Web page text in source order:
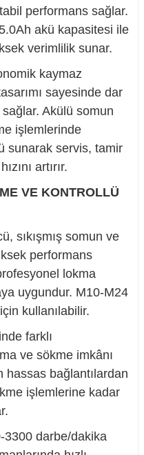
performans sağlar.
akü kapasitesi ile
verimlilik sunar.
kaymaz
sayesinde dar
Akülü somun
işlemlerinde
sunarak servis, tamir
artırır.
VE KONTROLLÜ
sıkışmış somun ve
performans
lokma
uygundur. M10-M24
kullanılabilir.
farklı
ve sökme imkânı
bağlantılardan
işlemlerine kadar
3300 darbe/dakika